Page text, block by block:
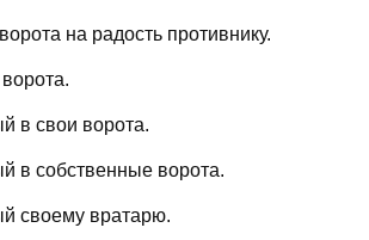
на радость противнику.
в свои ворота.
в собственные ворота.
своему вратарю.